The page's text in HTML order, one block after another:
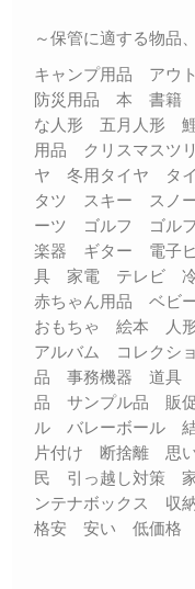
～保管に適する物品
キャンプ用品 アウ
防災用品 本 書籍
な人形 五月人形
用品 クリスマスツ
ヤ 冬用タイヤ タ
タツ スキー スノ
ーツ ゴルフ ゴル
楽器 ギター 電子
具 家電 テレビ
赤ちゃん用品 ベビ
おもちゃ 絵本 人
アルバム コレク
品 事務機器 道具
品 サンプル品 販
ル バレーボール
片付け 断捨離 思
民 引っ越し対策
ンテナボックス 収
格安 安い 低価格